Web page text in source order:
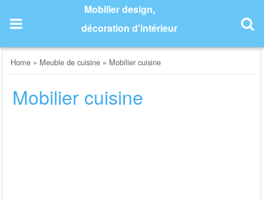
content
Mobilier design,
décoration d'intérieur
Home » Meuble de cuisine » Mobilier cuisine
Mobilier cuisine